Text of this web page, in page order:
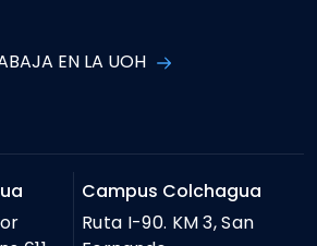
EN LA UOH
Campus Colchagua
Ruta I-90. KM 3, San